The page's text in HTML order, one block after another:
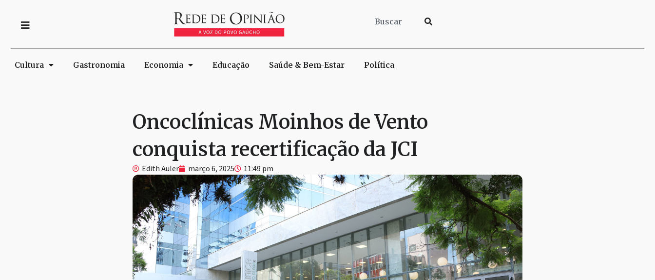
Cultura Gastronomia Economia Educação Saúde & Bem-Estar Política
Oncoclínicas Moinhos de Vento
conquista recertificação da JCI
Edith Auler março 6, 2025 11:49 pm